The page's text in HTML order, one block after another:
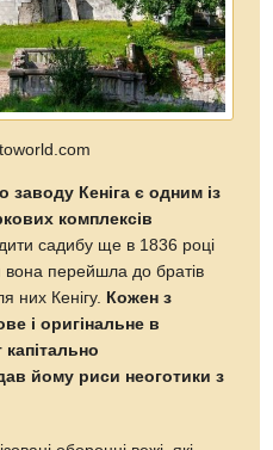
заводу Кеніга є одним із
комплексів
садибу ще в 1836 році
вона перейшла до братів
них Кенігу. Кожен з
і оригінальне в
капітально
йому риси неоготики з